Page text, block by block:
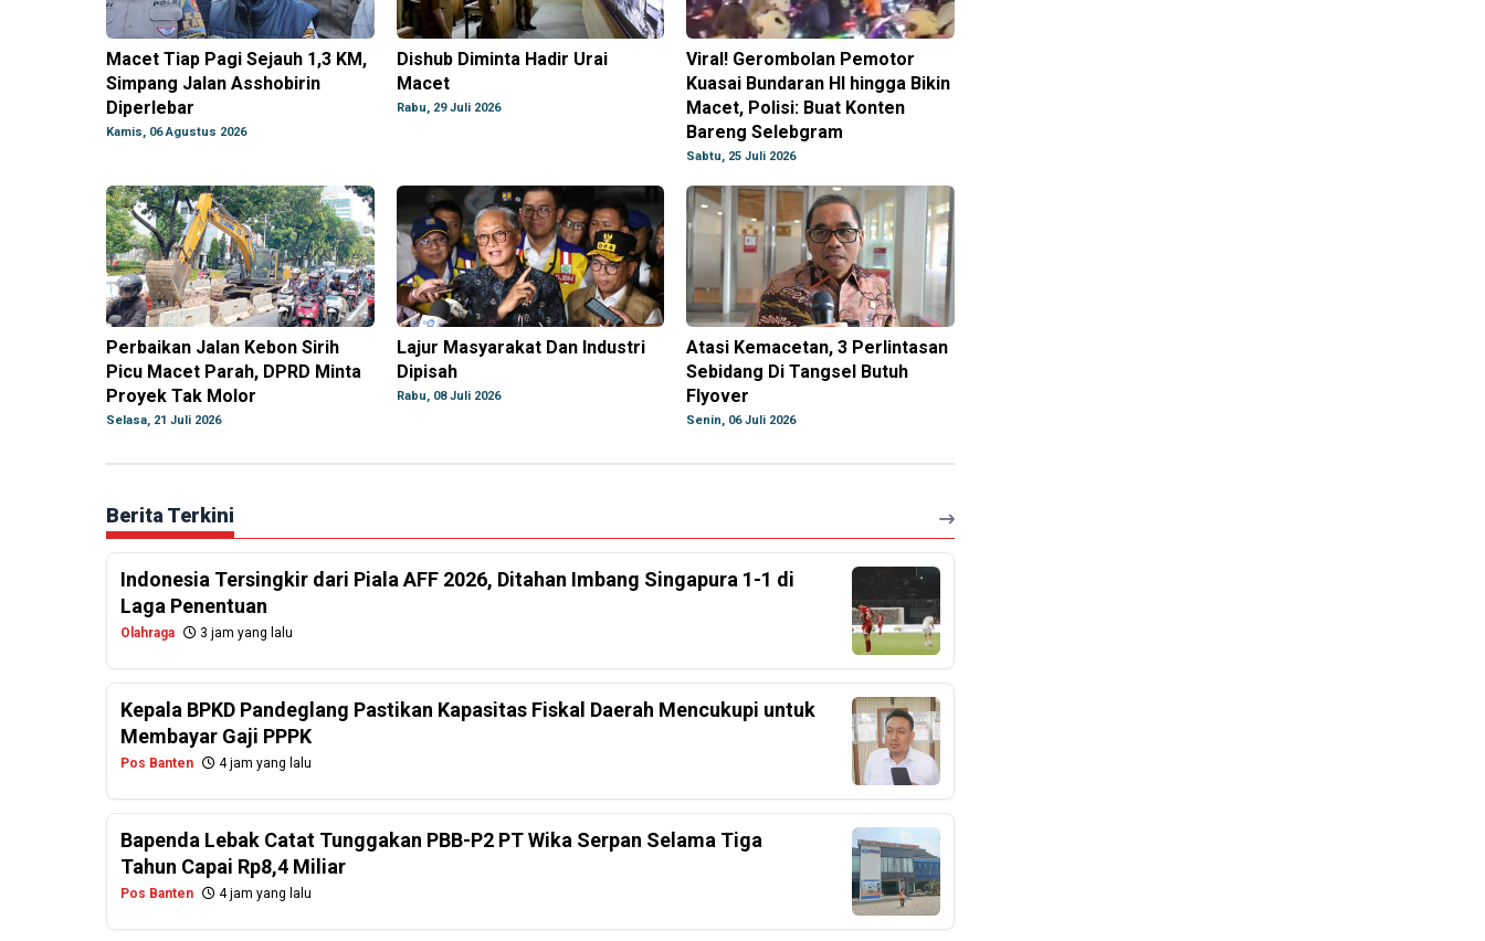
Macet Tiap Pagi Sejauh 1,3 KM,
Simpang Jalan Asshobirin
Diperlebar
Kamis, 06 Agustus 2026
Dishub Diminta Hadir Urai
Macet
Rabu, 29 Juli 2026
Viral! Gerombolan Pemotor
Kuasai Bundaran HI hingga Bikin
Macet, Polisi: Buat Konten
Bareng Selebgram
Sabtu, 25 Juli 2026
Perbaikan Jalan Kebon Sirih
Picu Macet Parah, DPRD Minta
Proyek Tak Molor
Selasa, 21 Juli 2026
Lajur Masyarakat Dan Industri
Dipisah
Rabu, 08 Juli 2026
Atasi Kemacetan, 3 Perlintasan
Sebidang Di Tangsel Butuh
Flyover
Senin, 06 Juli 2026
Berita Terkini
Indonesia Tersingkir dari Piala AFF 2026, Ditahan Imbang Singapura 1-1 di
Laga Penentuan
Olahraga 3 jam yang lalu
Kepala BPKD Pandeglang Pastikan Kapasitas Fiskal Daerah Mencukupi untuk
Membayar Gaji PPPK
Pos Banten 4 jam yang lalu
Bapenda Lebak Catat Tunggakan PBB-P2 PT Wika Serpan Selama Tiga
Tahun Capai Rp8,4 Miliar
Pos Banten 4 jam yang lalu